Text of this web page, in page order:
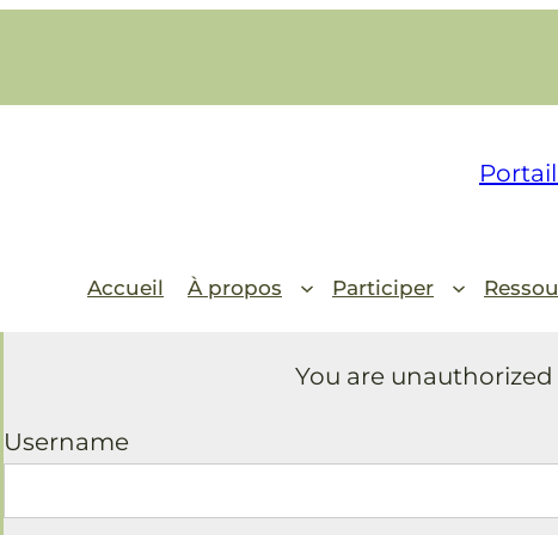
Accueil À propos Participer
You are
Username